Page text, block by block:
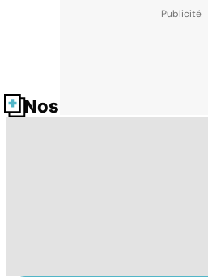
Nos fiches santé